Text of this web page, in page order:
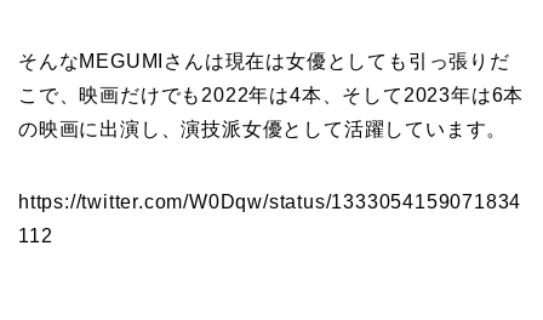
そんなMEGUMIさんは現在は女優としても引っ張りだ
こで、映画だけでも2022年は4本、そして2023年は6本
の映画に出演し、演技派女優として活躍しています。
https://twitter.com/W0Dqw/status/1333054159071834
112